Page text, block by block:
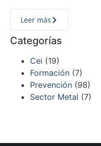
Leer más
Categorías
Cei (19)
Formación (7)
Prevención (98)
Sector Metal (7)